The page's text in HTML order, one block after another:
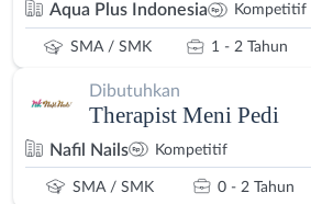
Aqua Plus Indonesia Kompetitif
SMA / SMK 1 - 2 Tahun
Dibutuhkan
Therapist Meni Pedi
Nafil Nails Kompetitif
SMA / SMK 0 - 2 Tahun